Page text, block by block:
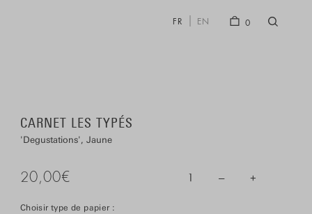
FR EN 0
CARNET LES TYPÉS
Degustations Jaune
20,00€ 1 – +
Choisir type de papier :